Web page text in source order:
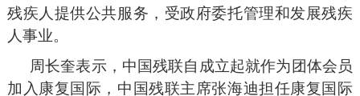
残疾人提供公共服务，受政府委托管理和发展残疾
人事业。
周长奎表示，中国残联自成立起就作为团体会员
加入康复国际，中国残联主席张海迪担任康复国际